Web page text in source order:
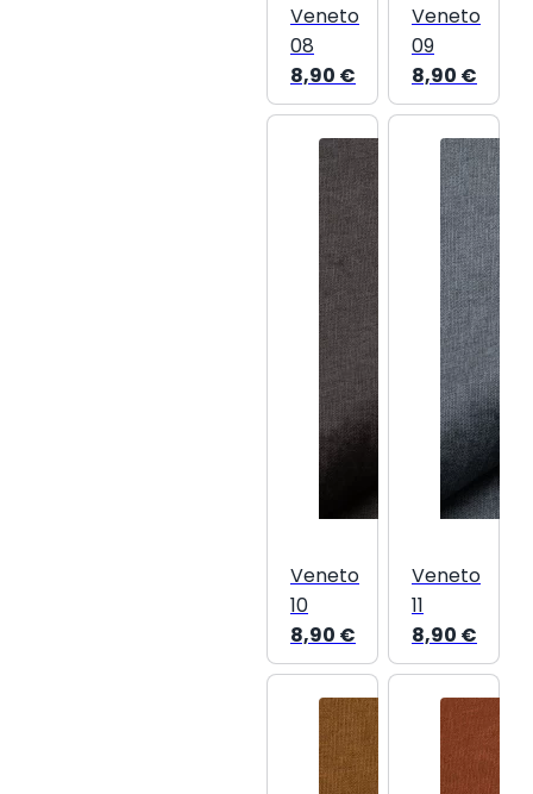
Veneto
08
8,90 €
Veneto
09
8,90 €
Veneto
10
8,90 €
Veneto
11
8,90 €